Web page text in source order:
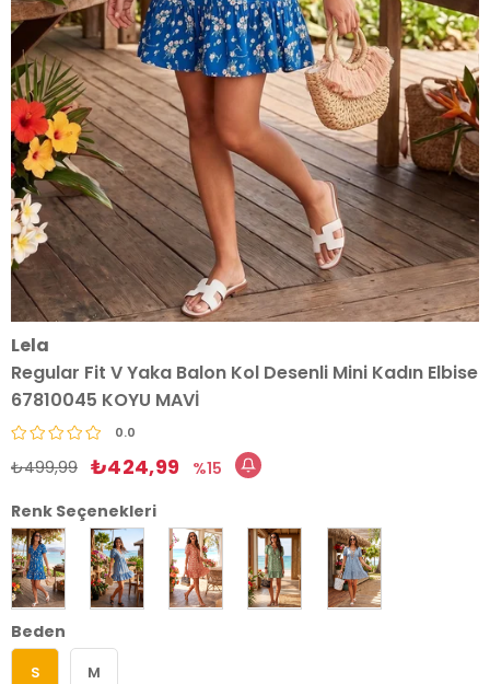
Lela
Regular Fit V Yaka Balon Kol Desenli Mini Kadın Elbise
67810045 KOYU MAVİ
0.0
₺499,99 ₺424,99
15
Renk Seçenekleri
Beden
S M